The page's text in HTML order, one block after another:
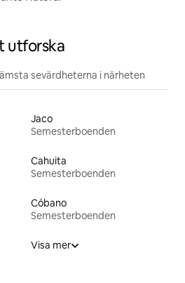
utforska
sevärdheterna i närheten
Jaco
Semesterboenden
Cahuita
Semesterboenden
Cóbano
Semesterboenden
Visa mer